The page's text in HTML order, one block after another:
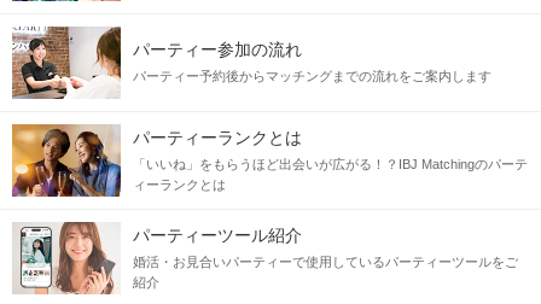
パーティー参加の流れ
パーティー予約後からマッチングまでの流れをご案内します
パーティーランクとは
「いいね」をもらうほど出会いが広がる！？IBJ Matchingのパーテ
ィーランクとは
パーティーツール紹介
婚活・お見合いパーティーで使用しているパーティーツールをご
紹介